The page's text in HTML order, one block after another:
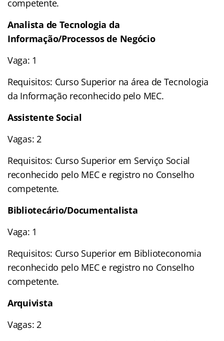
competente.
Analista de Tecnologia da
Informação/Processos de Negócio
Vaga: 1
Requisitos: Curso Superior na área de Tecnologia
da Informação reconhecido pelo MEC.
Assistente Social
Vagas: 2
Requisitos: Curso Superior em Serviço Social
reconhecido pelo MEC e registro no Conselho
competente.
Bibliotecário/Documentalista
Vaga: 1
Requisitos: Curso Superior em Biblioteconomia
reconhecido pelo MEC e registro no Conselho
competente.
Arquivista
Vagas: 2